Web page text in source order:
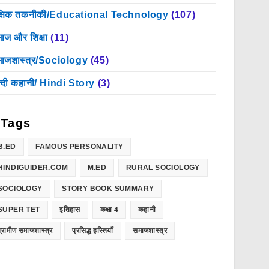
तकनीकी/Educational Technology (107)
और शिक्षा (11)
Sociology (45)
कहानी/ Hindi Story (3)
Tags
FAMOUS PERSONALITY
M.ED RURAL SOCIOLOGY
STORY BOOK SUMMARY
TET इतिहास कक्षा 4 कहानी
समाजशास्त्र प्रसिद्ध हस्तियाँ समाजशास्त्र